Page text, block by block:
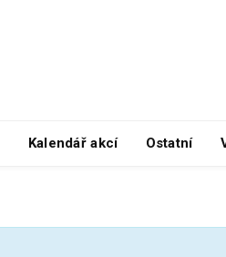
Kalendář akcí Ostatní